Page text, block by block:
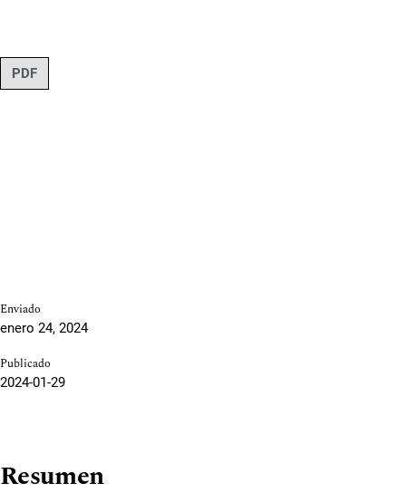
PDF
Enviado
enero 24, 2024
Publicado
2024-01-29
Resumen